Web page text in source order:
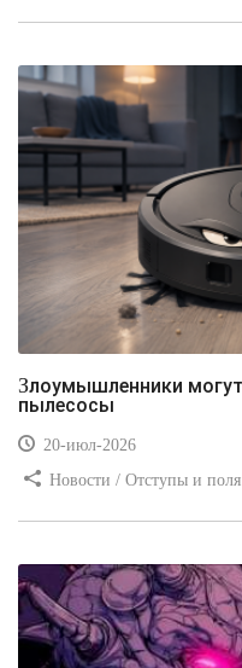
Злоумышленники могут взламывать роботы-
пылесосы
20-июл-2026
Новости / Отступы и